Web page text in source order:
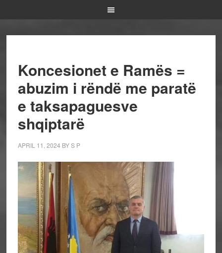
Koncesionet e Ramës =
abuzim i rëndë me paratë
e taksapaguesve
shqiptarë
APRIL 11, 2024 BYS P